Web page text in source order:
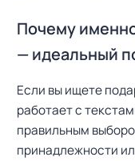
Почему
— идеальный
Если вы ищете
работает с
правильным
принадлежности